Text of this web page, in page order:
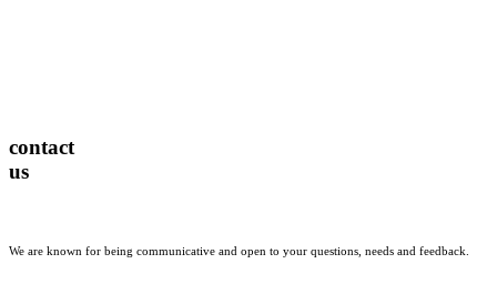
contact
us
We are known for being communicative and open to your questions, needs and feedback.